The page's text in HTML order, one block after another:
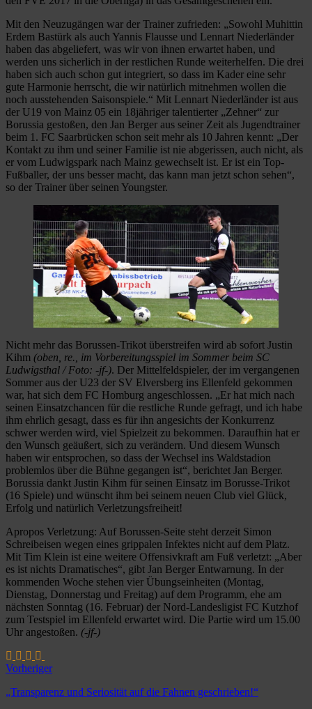
Mit den Neuzugängen war der Trainer zufrieden: „Sowohl Muhittin
Erdem Bastürk als auch Yannis Flausse und Lennart Niederländer
haben das abgeliefert, was wir von ihnen erwartet haben, und
werden uns sicherlich in der restlichen Runde weiterhelfen. Die drei
haben sich auch schon gut integriert, so dass im Kader eine sehr
gute Harmonie herrscht, die wir natürlich mitnehmen wollen die
noch ausstehenden Saisonspiele.“ Mit Lennart Niederländer ist aus
der U19 von Mainz 05 ein 18jähriger talentierter „Zehner“ zur
Borussia gestoßen, den Jan Berger aus seiner Zeit als Jugendtrainer
beim 1. FC Saarbrücken schon seit mehr als 10 Jahren kennt: „Der
Kontakt zu ihm und seiner Familie ist nie abgerissen, auch nicht, als
er vom Ludwigspark nach Mainz gewechselt ist. Er ist ein Top-
Fußballer, der uns besser macht, das kann man jetzt schon sehen“,
so der Trainer über seinen Youngster.
Nicht mehr das Borussen-Trikot überstreifen wird ab sofort Justin
Kihm (oben, re., im Vorbereitungsspiel im Sommer beim SC
Ludwigsthal / Foto: -jf-). Der Mittelfeldspieler, der im vergangenen
Sommer aus der U23 der SV Elversberg ins Ellenfeld gekommen
war, hat sich dem FC Homburg angeschlossen. „Er hat mich nach
seinen Einsatzchancen für die restliche Runde gefragt, und ich habe
ihm ehrlich gesagt, dass es für ihn angesichts der Konkurrenz
schwer werden wird, viel Spielzeit zu bekommen. Daraufhin hat er
den Wunsch geäußert, sich zu verändern. Und diesem Wunsch
haben wir entsprochen, so dass der Wechsel ins Waldstadion
problemlos über die Bühne gegangen ist“, berichtet Jan Berger.
Borussia dankt Justin Kihm für seinen Einsatz im Borusse-Trikot
(16 Spiele) und wünscht ihm bei seinem neuen Club viel Glück,
Erfolg und natürlich Verletzungsfreiheit!
Apropos Verletzung: Auf Borussen-Seite steht derzeit Simon
Schreibeisen wegen eines grippalen Infektes nicht auf dem Platz.
Mit Tim Klein ist eine weitere Offensivkraft am Fuß verletzt: „Aber
es ist nichts Dramatisches“, gibt Jan Berger Entwarnung. In der
kommenden Woche stehen vier Übungseinheiten (Montag,
Dienstag, Donnerstag und Freitag) auf dem Programm, ehe am
nächsten Sonntag (16. Februar) der Nord-Landesligist FC Kutzhof
zum Testspiel im Ellenfeld erwartet wird. Die Partie wird um 15.00
Uhr angestoßen. (-jf-)
Vorheriger
„Transparenz und Seriosität auf die Fahnen geschrieben!“